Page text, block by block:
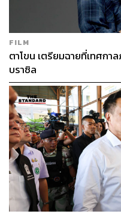
FILM
ตาโขน เตรียมฉายที่เทศก
บราซิล